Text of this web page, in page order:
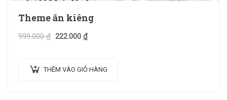
Theme ăn kiêng
999.000₫ 222.000 ₫
THÊM VÀO GIỎ HÀNG